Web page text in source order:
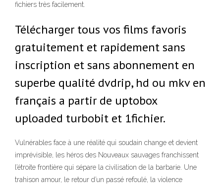
fichiers très facilement.
Télécharger tous vos films favoris
gratuitement et rapidement sans
inscription et sans abonnement en
superbe qualité dvdrip, hd ou mkv en
français a partir de uptobox
uploaded turbobit et 1fichier.
Vulnérables face à une réalité qui soudain change et devient
imprévisible, les héros des Nouveaux sauvages franchissent
l’étroite frontière qui sépare la civilisation de la barbarie. Une
trahison amour, le retour d’un passé refoulé, la violence